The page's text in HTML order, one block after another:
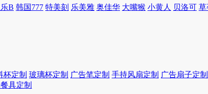
B 韩国777 特美刻 乐美雅 奥佳华 大嘴猴 小黄人 贝洛可 草
杯定制 玻璃杯定制 广告笔定制 手持风扇定制 广告扇子定制
具定制